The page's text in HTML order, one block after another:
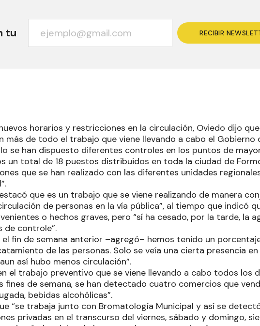
tu RECIBIR
horarios y restricciones en la circulación, Oviedo dijo
más de todo el trabajo que viene llevando a cabo el Gobierno
se han dispuesto diferentes controles en los puntos de
un total de 18 puestos distribuidos en toda la ciudad de
que se han realizado con las diferentes unidades
que es un trabajo que se viene realizando de manera
de personas en la vía pública”, al tiempo que indicó
o hechos graves, pero “sí ha cesado, por la tarde, la
de controle”.
fin de semana anterior –agregó– hemos tenido un
de las personas. Solo se veía una cierta presencia
así hubo menos circulación”.
el trabajo preventivo que se viene llevando a cabo todos los
fines de semana, se han detectado cuatro comercios que
bebidas alcohólicas”.
“se trabaja junto con Bromatología Municipal y así se
privadas en el transcurso del viernes, sábado y domingo,